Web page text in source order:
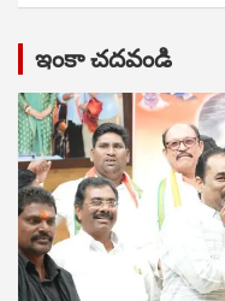
ఇంకా చదవండి